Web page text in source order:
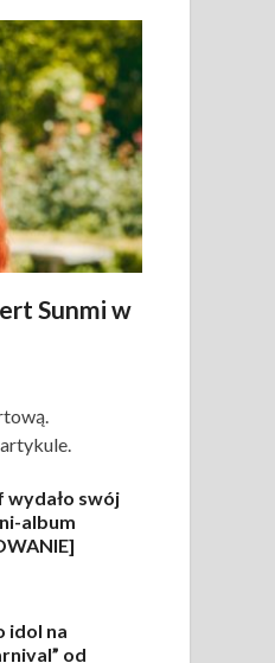
Sunmi w
swój
album
idol na
od